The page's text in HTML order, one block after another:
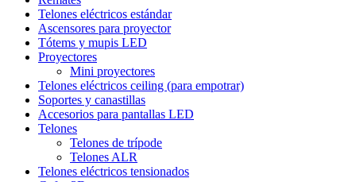
Telones eléctricos estándar
Ascensores para proyector
Tótems y mupis LED
Proyectores
Mini proyectores
Telones eléctricos ceiling (para empotrar)
Soportes y canastillas
Accesorios para pantallas LED
Telones
Telones de trípode
Telones ALR
Telones eléctricos tensionados